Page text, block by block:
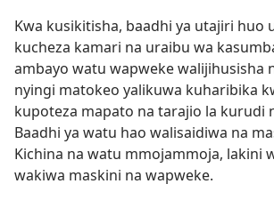
Kwa kusikitisha, baadhi ya utajiri huo
kucheza kamari na uraibu wa
ambayo watu wapweke walijihusisha
nyingi matokeo yalikuwa kuharibika
kupoteza mapato na tarajio la kurudi
Baadhi ya watu hao walisaidiwa na
Kichina na watu mmojammoja, lakini
wakiwa maskini na wapweke.